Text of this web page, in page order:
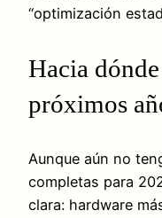
“optimización
Hacia
próximos
Aunque aún no
completas para
clara: hardware